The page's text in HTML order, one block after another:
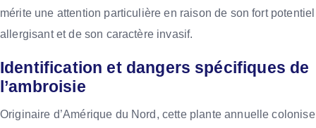
mérite une attention particulière en raison de son fort potentiel
allergisant et de son caractère invasif.
Identification et dangers spécifiques de
l’ambroisie
Originaire d’Amérique du Nord, cette plante annuelle colonise